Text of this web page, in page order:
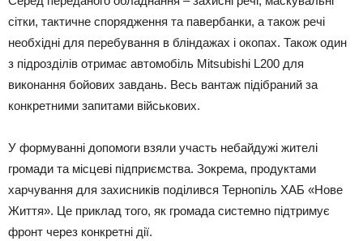
сітки, тактичне спорядження та павербанки, а також речі
необхідні для перебування в бліндажах і окопах. Також один
з підрозділів отримає автомобіль Mitsubishi L200 для
виконання бойових завдань. Весь вантаж підібраний за
конкретними запитами військових.
У формуванні допомоги взяли участь небайдужі жителі
громади та місцеві підприємства. Зокрема, продуктами
харчування для захисників поділився Тернопіль ХАБ «Нове
Життя». Це приклад того, як громада системно підтримує
фронт через конкретні дії.